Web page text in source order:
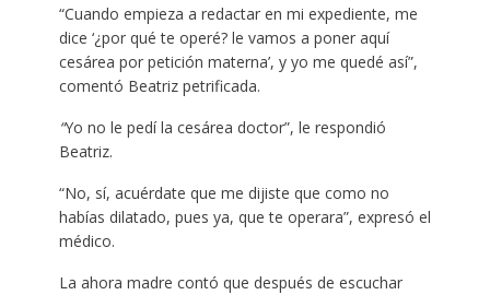
“Cuando empieza a redactar en mi expediente, me
dice ‘¿por qué te operé? le vamos a poner aquí
cesárea por petición materna’, y yo me quedé así”,
comentó Beatriz petrificada.
“Yo no le pedí la cesárea doctor”, le respondió
Beatriz.
“No, sí, acuérdate que me dijiste que como no
habías dilatado, pues ya, que te operara”, expresó el
médico.
La ahora madre contó que después de escuchar